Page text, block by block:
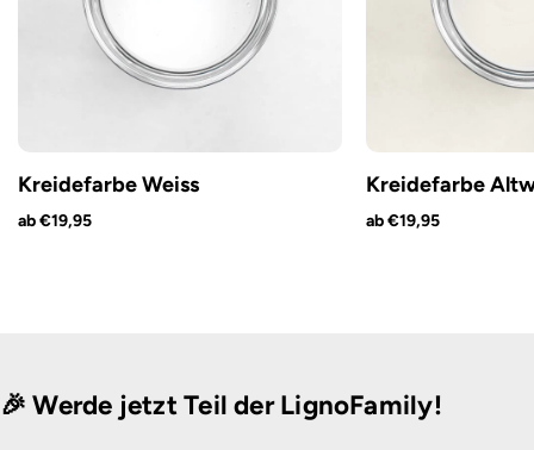
Kreidefarbe Weiss
ab €19,95
Kreidefarbe
ab €19,95
🎉 Werde jetzt Teil der LignoFamily!